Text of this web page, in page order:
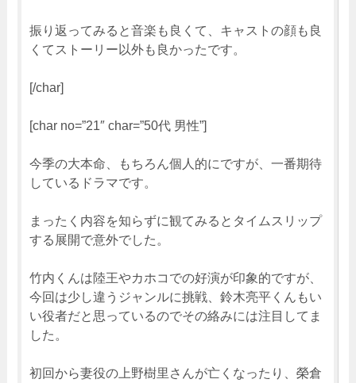
振り返ってみると音楽も良くて、キャストの顔も良
くてストーリー以外も良かったです。
[/char]
[char no=”21″ char=”50代 男性”]
今季の大本命、もちろん個人的にですが、一番期待
しているドラマです。
まったく内容を知らずに観てみるとタイムスリップ
する展開で意外でした。
竹内くんは陸王やカホコでの好演が印象的ですが、
今回は少し違うジャンルに挑戦、鈴木亮平くんもい
い役者だと思っているのでその絡みには注目してま
した。
初回から妻役の上野樹里さんが亡くなったり、榮倉